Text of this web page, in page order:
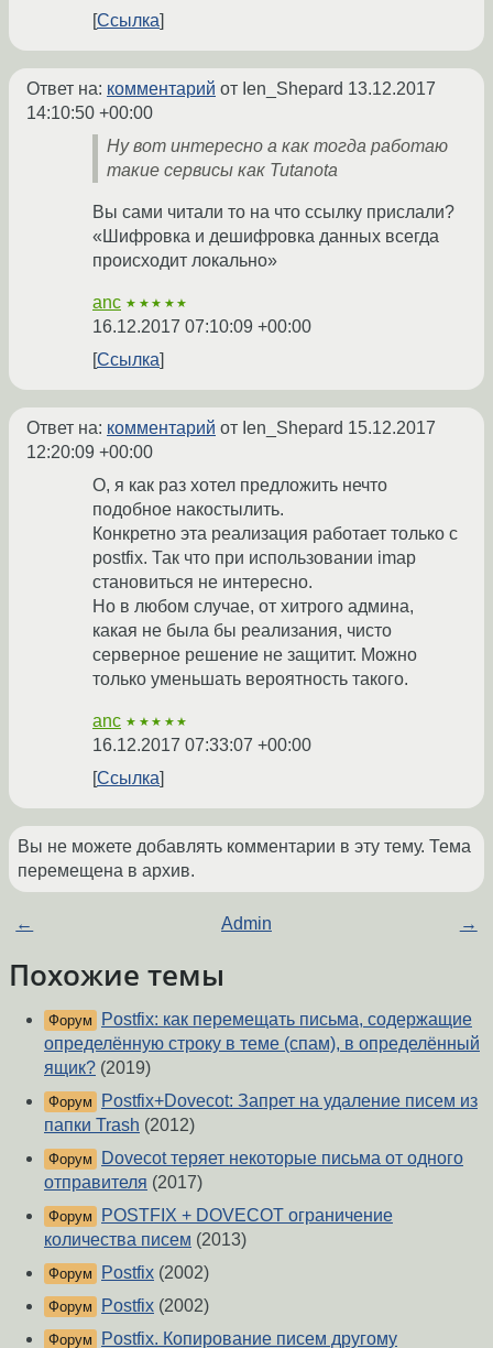
Ссылка
Ответ на: комментарий от Ien_Shepard 13.12.2017
14:10:50 +00:00
Ну вот интересно а как тогда работаю
такие сервисы как Tutanota
Вы сами читали то на что ссылку прислали?
«Шифровка и дешифровка данных всегда
происходит локально»
anc ★★★★★
16.12.2017 07:10:09 +00:00
Ссылка
Ответ на: комментарий от Ien_Shepard 15.12.2017
12:20:09 +00:00
О, я как раз хотел предложить нечто
подобное накостылить.
Конкретно эта реализация работает только с
postfix. Так что при использовании imap
становиться не интересно.
Но в любом случае, от хитрого админа,
какая не была бы реализания, чисто
серверное решение не защитит. Можно
только уменьшать вероятность такого.
anc ★★★★★
16.12.2017 07:33:07 +00:00
Ссылка
Вы не можете добавлять комментарии в эту тему. Тема
перемещена в архив.
← Admin →
Похожие темы
Форум
Postfix: как перемещать письма, содержащие
определённую строку в теме (спам), в определённый
ящик? (2019)
Форум
Postfix+Dovecot: Запрет на удаление писем из
папки Trash (2012)
Форум
Dovecot теряет некоторые письма от одного
отправителя (2017)
Форум
POSTFIX + DOVECOT ограничение
количества писем (2013)
Форум Postfix (2002)
Форум Postfix (2002)
Форум Postfix. Копирование писем другому